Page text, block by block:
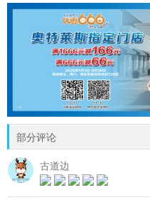
部分评论
古道边